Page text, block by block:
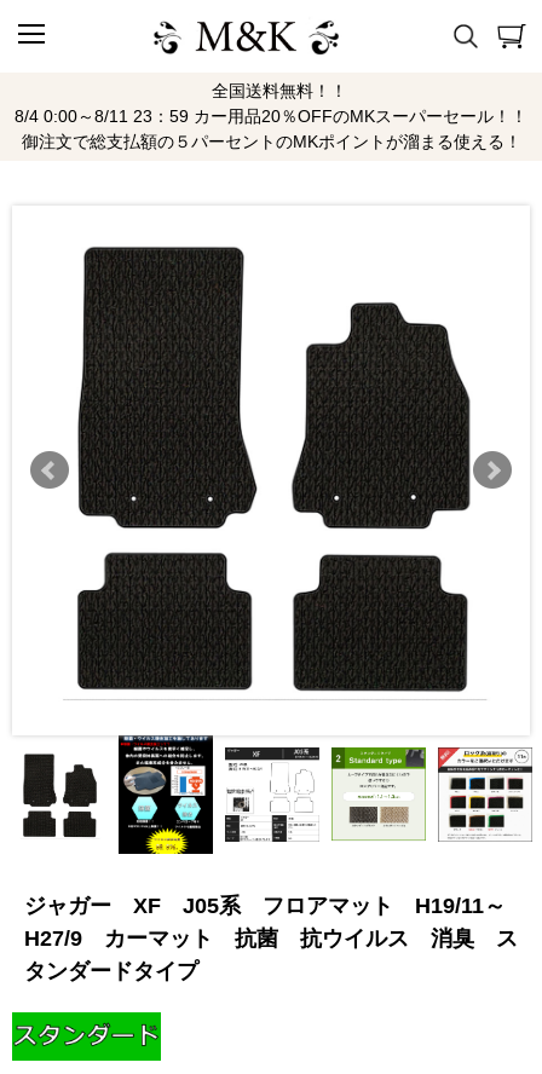
全国送料無料！！
8/4 0:00～8/11 23：59 カー用品20％OFFのMKスーパーセール！！
御注文で総支払額の５パーセントのMKポイントが溜まる使える！
ジャガー XF J05系 フロアマット H19/11～
H27/9 カーマット 抗菌 抗ウイルス 消臭 ス
タンダードタイプ